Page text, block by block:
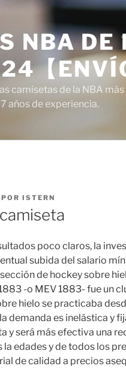
NBA
【
camisetas de la NBA
años de experiencia.
POR ISTERN
poco claros, la
subida del salario
sección de hockey sobre
-o MEV 1883- fue un
hielo se practicaba
demanda es inelástica y
y será más efectiva una
la edades y de todos los
de calidad a precios